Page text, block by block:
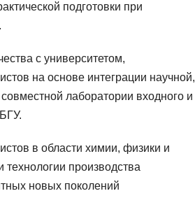
подготовки при
с университетом,
на основе интеграции научной,
лаборатории входного и
в области химии, физики и
технологии производства
новых поколений